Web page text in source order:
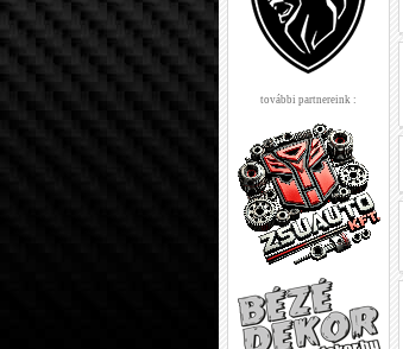
további partnereink :